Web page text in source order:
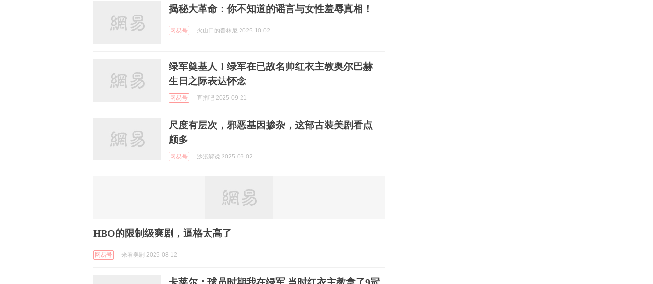
揭秘大革命：你不知道的谣言与女性羞辱真相！
网易号 火山口的普林尼 2025-10-02
绿军奠基人！绿军在已故名帅红衣主教奥尔巴赫
生日之际表达怀念
网易号 直播吧 2025-09-21
尺度有层次，邪恶基因掺杂，这部古装美剧看点
颇多
网易号 沙溪解说 2025-09-02
HBO的限制级爽剧，逼格太高了
网易号 来看美剧 2025-08-12